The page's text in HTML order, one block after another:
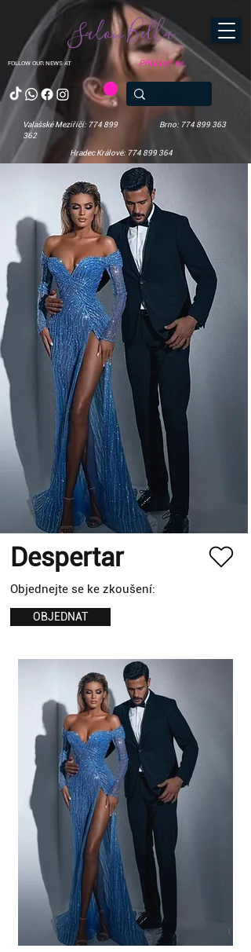
FOLLOW OUR NEWS AT
Salon Bella
Valašské Meziříčí: 774 899
362
Brno: 774 899 363
Hradec Králové: 774 899 364
Přihlásit se
Despertar
Objednejte se ke zkoušení:
OBJEDNAT